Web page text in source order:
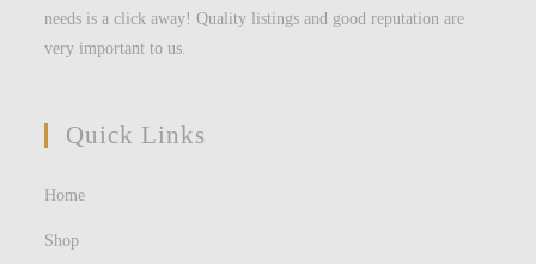
needs is a click away! Quality listings and good reputation are
very important to us.
Quick Links
Home
Shop